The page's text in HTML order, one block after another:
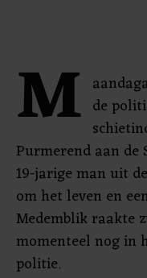
M de
Purmerend aan de
19-jarige man uit
om het leven en
Medemblik raakte
momenteel nog in
politie.